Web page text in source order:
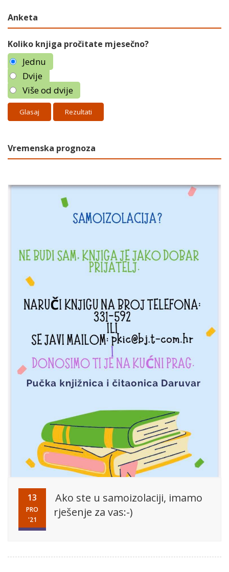
Anketa
Koliko knjiga pročitate mjesečno?
Jednu
Dvije
Više od dvije
Rezultati
Vremenska prognoza
13
PRO
'21
Ako ste u samoizolaciji, imamo
rješenje za vas:-)